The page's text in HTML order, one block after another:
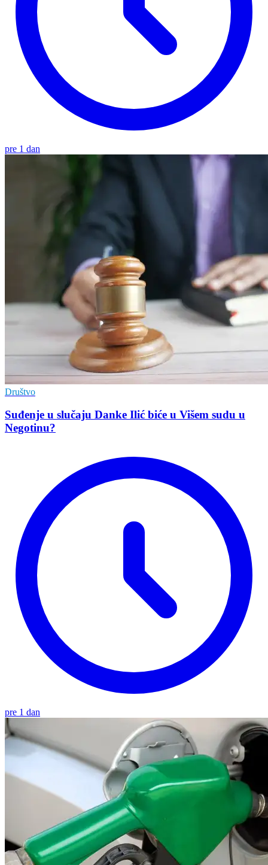
pre 1 dan
Društvo
Suđenje u slučaju Danke Ilić biće u Višem sudu u
Negotinu?
pre 1 dan